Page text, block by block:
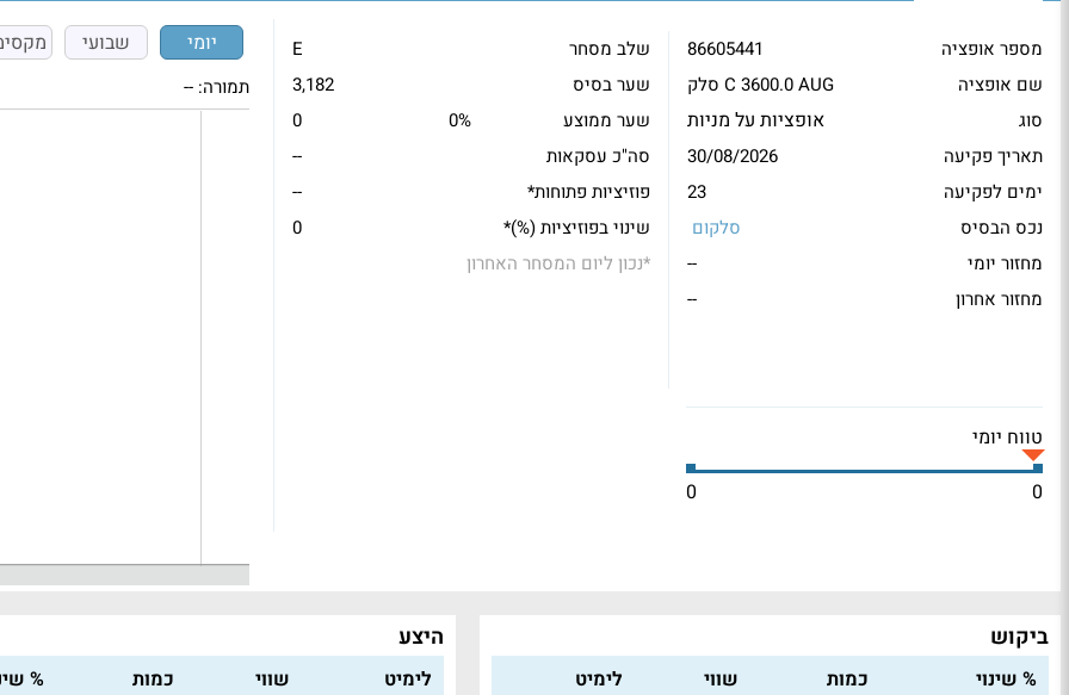
מספר אופציה
86605441
שם אופציה
סלק C 3600.0 AUG
סוג
אופציות על מניות
תאריך פקיעה
30/08/2026
ימים לפקיעה
23
נכס הבסיס
סלקום
מחזור יומי
--
מחזור אחרון
--
שלב מסחר
E
שער בסיס
3,182
שער ממוצע
0%
0
סה"כ עסקאות
--
פוזיציות פתוחות*
--
שינוי בפוזיציות (%)*
0
*נכון ליום המסחר האחרון
טווח יומי
0
0
יומי שבועי
תמורה: --
ביקוש
% שינוי כמות שווי
לימיט
היצע
לימיט שווי כמות
%